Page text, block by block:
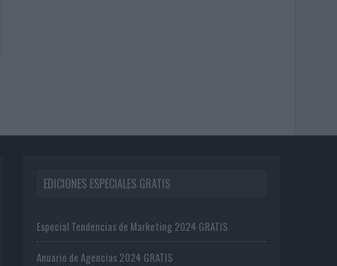
EDICIONES ESPECIALES GRATIS
Especial Tendencias de Marketing 2024 GRATIS
Anuario de Agencias 2024 GRATIS